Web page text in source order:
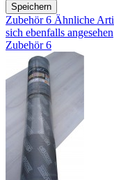
Speichern
Zubehör6 Ähnliche
sich ebenfalls angesehen
Zubehör6